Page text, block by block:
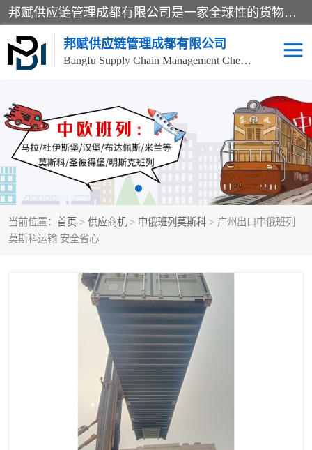
邦赋供应链管理成都有限公司是一家全球性的货物运输代理公司，主要从事：波兰中欧班列、德国中欧班列、出口莫斯科班列、中欧班列进口、蓉欧铁路、成都出口空运等业务，同时亦提供报关、报检、仓储、码头操作等服务。
邦赋供应链管理成都有限公司
Bangfu Supply Chain Management Chengdu Co.,LTD
当前位置： 首页 > 供应商机 > 中俄班列莫斯科 > 广州出口中俄班列
莫斯科运输 安全省心
进出口门到门 成都中欧班列
国际汽运 国际空运
食品进口物流清关 南美海运
化妆品进口清关物流 国际海运
中欧班列进口红酒啤酒
蓉欧班列进口机械设备 马来西亚物流
铁路出口拼箱/整柜
中俄班列莫斯科